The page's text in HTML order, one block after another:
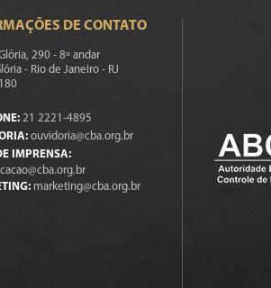
DE CONTATO
290 - 8º andar
- Rio de Janeiro - RJ
21 2221-4895
ouvidoria@cba.org.br
IMPRENSA:
marketing@cba.org.br